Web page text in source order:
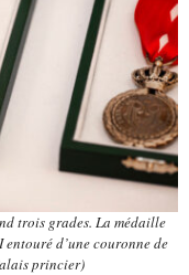
trois grades. La médaille
d’une couronne de
princier)